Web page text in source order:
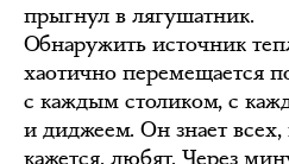
прыгнул в лягушатник.
Обнаружить источник
хаотично перемещается
с каждым столиком, с
и диджеем. Он знает всех,
кажется, любят. Через